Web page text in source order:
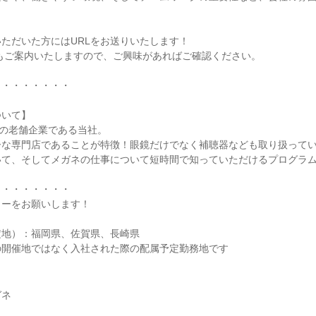
だいた方にはURLをお送りいたします！
案内いたしますので、ご興味があればご確認ください。
・・・・・・
て】
老舗企業である当社。
専門店であることが特徴！眼鏡だけでなく補聴器なども取り扱ってい
、そしてメガネの仕事について短時間で知っていただけるプログラム
・・・・・・
をお願いします！
）：福岡県、佐賀県、長崎県
催地ではなく入社された際の配属予定勤務地です